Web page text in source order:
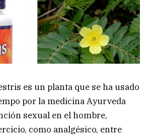
es un planta que se ha usado
por la medicina Ayurveda
sexual en el hombre,
como analgésico, entre